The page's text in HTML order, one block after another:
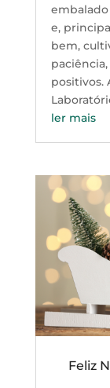
e,
bem,
positivos.
ler mais
Feliz